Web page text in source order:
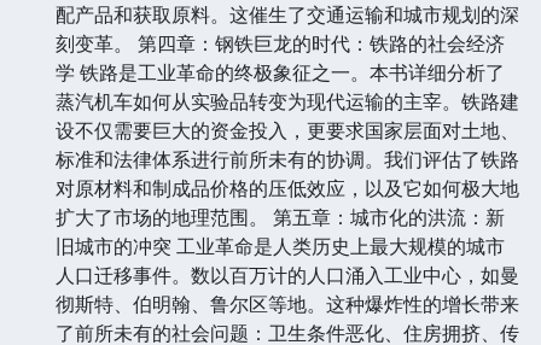
配产品和获取原料。这催生了交通运输和城市规划的深
刻变革。 第四章：钢铁巨龙的时代：铁路的社会经济
学 铁路是工业革命的终极象征之一。本书详细分析了
蒸汽机车如何从实验品转变为现代运输的主宰。铁路建
设不仅需要巨大的资金投入，更要求国家层面对土地、
标准和法律体系进行前所未有的协调。我们评估了铁路
对原材料和制成品价格的压低效应，以及它如何极大地
扩大了市场的地理范围。 第五章：城市化的洪流：新
旧城市的冲突 工业革命是人类历史上最大规模的城市
人口迁移事件。数以百万计的人口涌入工业中心，如曼
彻斯特、伯明翰、鲁尔区等地。这种爆炸性的增长带来
了前所未有的社会问题：卫生条件恶化、住房拥挤、传